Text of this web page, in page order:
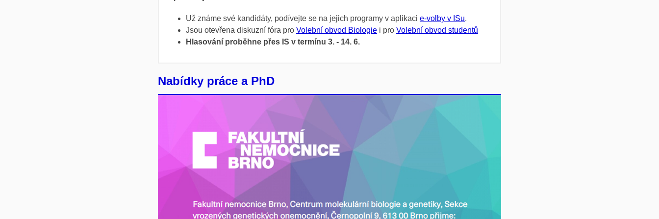
Už známe své kandidáty, podívejte se na jejich programy v aplikaci e-volby v ISu.
Jsou otevřena diskuzní fóra pro Volební obvod Biologie i pro Volební obvod studentů
Hlasování proběhne přes IS v termínu 3. - 14. 6.
Nabídky práce a PhD